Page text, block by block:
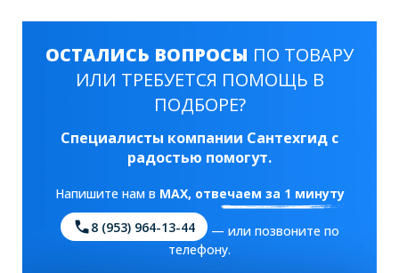
ОСТАЛИСЬ ВОПРОСЫ ПО ТОВАРУ
ИЛИ ТРЕБУЕТСЯ ПОМОЩЬ В
ПОДБОРЕ?
Специалисты компании Сантехгид с
радостью помогут.
Напишите нам в MAX, отвечаем за 1 минуту
8 (953) 964-13-44
— или позвоните по
телефону.